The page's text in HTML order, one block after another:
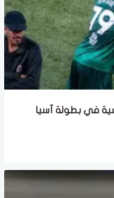
في بطولة آسيا